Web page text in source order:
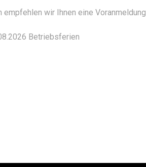
empfehlen wir Ihnen eine Voranmeldung
Betriebsferien